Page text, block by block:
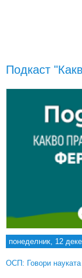
Подкаст
понеделник, 12
ОСП: Говори науката